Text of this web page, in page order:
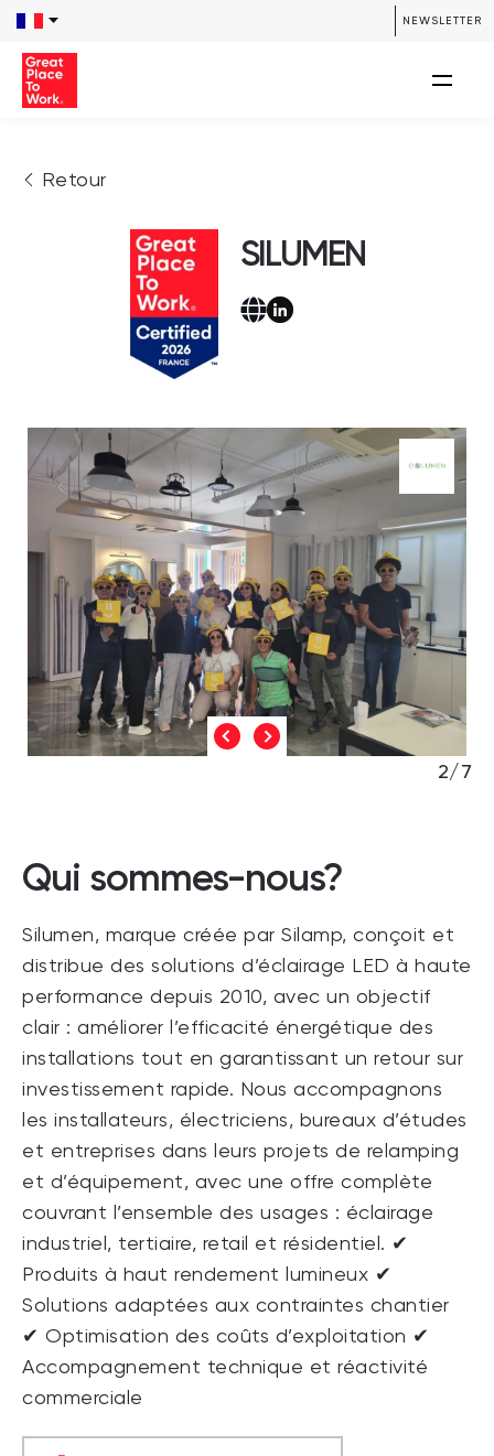
NEWSLETTER
Retour
SILUMEN
2/7
Qui sommes-nous?
Silumen, marque créée par Silamp, conçoit et
distribue des solutions d’éclairage LED à haute
performance depuis 2010, avec un objectif
clair : améliorer l’efficacité énergétique des
installations tout en garantissant un retour sur
investissement rapide. Nous accompagnons
les installateurs, électriciens, bureaux d’études
et entreprises dans leurs projets de relamping
et d’équipement, avec une offre complète
couvrant l’ensemble des usages : éclairage
industriel, tertiaire, retail et résidentiel. ✔
Produits à haut rendement lumineux ✔
Solutions adaptées aux contraintes chantier
✔ Optimisation des coûts d’exploitation ✔
Accompagnement technique et réactivité
commerciale